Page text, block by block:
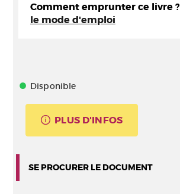
Comment emprunter ce livre ?
le mode d'emploi
Disponible
PLUS D'INFOS
SE PROCURER LE DOCUMENT